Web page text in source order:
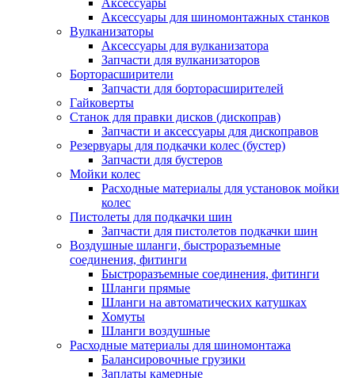
Аксессуары
Аксессуары для шиномонтажных станков
Вулканизаторы
Аксессуары для вулканизатора
Запчасти для вулканизаторов
Борторасширители
Запчасти для борторасширителей
Гайковерты
Станок для правки дисков (дископрав)
Запчасти и аксессуары для дископравов
Резервуары для подкачки колес (бустер)
Запчасти для бустеров
Мойки колес
Расходные материалы для установок мойки
колес
Пистолеты для подкачки шин
Запчасти для пистолетов подкачки шин
Воздушные шланги, быстроразъемные
соединения, фитинги
Быстроразъемные соединения, фитинги
Шланги прямые
Шланги на автоматических катушках
Хомуты
Шланги воздушные
Расходные материалы для шиномонтажа
Балансировочные грузики
Заплаты камерные